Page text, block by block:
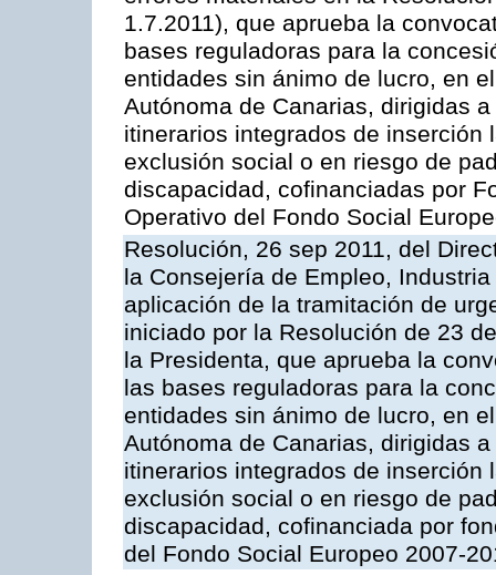
1.7.2011), que aprueba la
bases reguladoras para la
entidades sin ánimo de lucro, en
Autónoma de Canarias, dirigidas
itinerarios integrados de
exclusión social o en riesgo de
discapacidad, cofinanciadas por
Operativo del Fondo Social
Resolución, 26 sep 2011, del
la Consejería de Empleo,
aplicación de la tramitación de
iniciado por la Resolución de 23
la Presidenta, que aprueba la
las bases reguladoras para la
entidades sin ánimo de lucro, en
Autónoma de Canarias, dirigidas
itinerarios integrados de
exclusión social o en riesgo de
discapacidad, cofinanciada por
del Fondo Social Europeo 2007-